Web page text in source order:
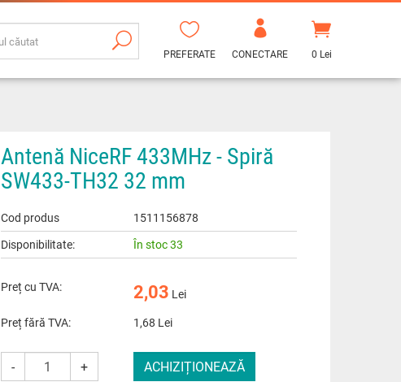
0 Lei
CONECTARE
PREFERATE
Antenă NiceRF 433MHz - Spiră
SW433-TH32 32 mm
Cod produs
1511156878
Disponibilitate:
În stoc 33
Preț cu TVA: 2,03 Lei
Preț fără TVA:
1,68 Lei
- +